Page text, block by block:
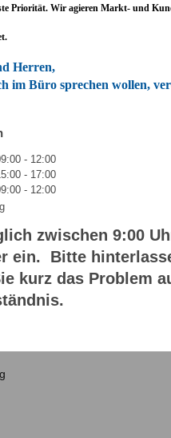
Priorität. Wir agieren Markt- und
Herren,
im Büro sprechen wollen,
- 12:00
- 17:00
- 12:00
zwischen 9:00
ein. Bitte
kurz das Problem